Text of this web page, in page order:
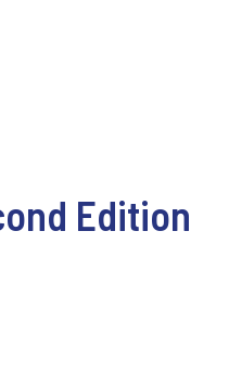
Edition